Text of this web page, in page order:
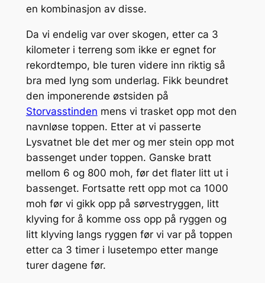
en kombinasjon av disse.
Da vi endelig var over skogen, etter ca 3
kilometer i terreng som ikke er egnet for
rekordtempo, ble turen videre inn riktig så
bra med lyng som underlag. Fikk beundret
den imponerende østsiden på
Storvasstinden mens vi trasket opp mot den
navnløse toppen. Etter at vi passerte
Lysvatnet ble det mer og mer stein opp mot
bassenget under toppen. Ganske bratt
mellom 6 og 800 moh, før det flater litt ut i
bassenget. Fortsatte rett opp mot ca 1000
moh før vi gikk opp på sørvestryggen, litt
klyving for å komme oss opp på ryggen og
litt klyving langs ryggen før vi var på toppen
etter ca 3 timer i lusetempo etter mange
turer dagene før.